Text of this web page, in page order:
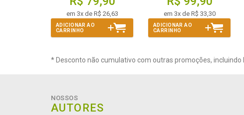
em 3x de R$ 26,63
ADICIONAR AO
CARRINHO
em 3x de R$ 33,30
ADICIONAR AO
CARRINHO
* Desconto não cumulativo com outras promoções, incluindo
NOSSOS
AUTORES